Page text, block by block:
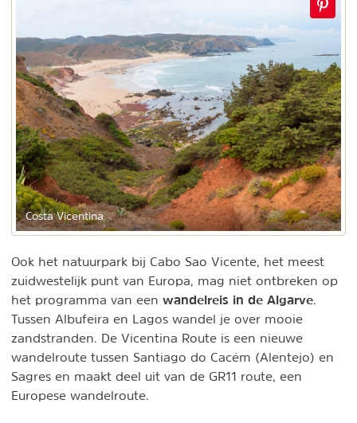
Costa Vicentina
Ook het natuurpark bij Cabo Sao Vicente, het meest
zuidwestelijk punt van Europa, mag niet ontbreken op
het programma van een wandelreis in de Algarve
Tussen Albufeira en Lagos wandel je over mooie
zandstranden. De Vicentina Route is een nieuwe
wandelroute tussen Santiago do Cacém (Alentejo) en
Sagres en maakt deel uit van de GR11 route, een
Europese wandelroute.